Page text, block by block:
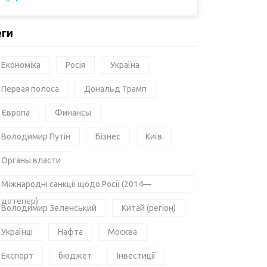
Економіка Росія Україна
Первая полоса Дональд Трамп
Європа Финансы
Володимир Путін Бізнес Київ
Органы власти
Міжнародні санкції щодо Росії (2014—
дотепер)
Володимир Зеленський Китай (регіон)
Українці Нафта Москва
Експорт бюджет Інвестиції